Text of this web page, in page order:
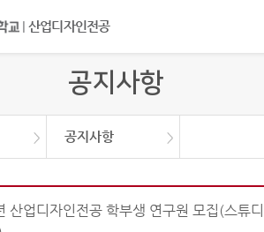
| 산업디자인전공
공지사항
공지사항
프로그램 소개
교육과정
대학원
연구소
커뮤니티
갤러리
공지사항
학생회
전공학회
채용공고
산업디자인전공 학부생 연구원 모집(스튜